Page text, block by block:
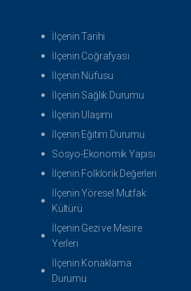
İlçenin Tarihi
İlçenin Coğrafyası
İlçenin Nüfusu
İlçenin Sağlık Durumu
İlçenin Ulaşımı
İlçenin Eğitim Durumu
Sosyo-Ekonomik Yapısı
İlçenin Folklorik Değerleri
İlçenin Yöresel Mutfak
Kültürü
İlçenin Gezi ve Mesire
Yerleri
İlçenin Konaklama
Durumu